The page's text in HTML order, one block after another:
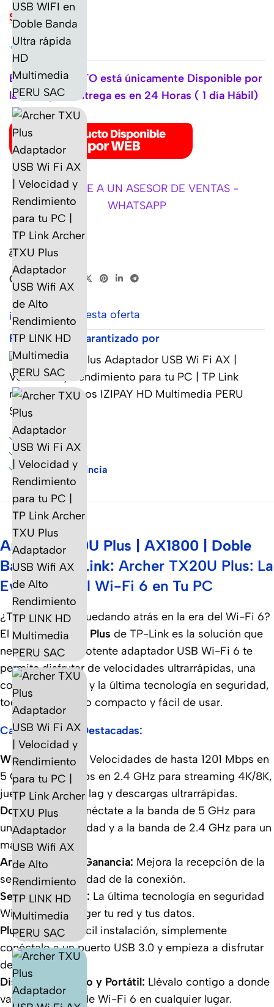
Sin existencias
Este PRODUCTO está únicamente Disponible por
la WEB y su entrega es en 24 Horas ( 1 día Hábil)
CONSULTE A UN ASESOR DE VENTAS -
WHATSAPP
Comparar
Compartir:
¡Date prisa! en esta oferta
Pago Seguro Garantizado por
Sobre Envíos
Garantía
Envíos a Provincia
Archer TX20U Plus | AX1800 | Doble
Banda | TP-Link: Archer TX20U Plus: La
Evolución del Wi-Fi 6 en Tu PC
¿Tu PC se está quedando atrás en la era del Wi-Fi 6?
El Archer TX20U Plus de TP-Link es la solución que
necesitas. Este potente adaptador USB Wi-Fi 6 te
permite disfrutar de velocidades ultrarrápidas, una
conexión estable y la última tecnología en seguridad,
todo en un diseño compacto y fácil de usar.
Características Destacadas:
Wi-Fi 6 AX1800:
Velocidades de hasta 1201 Mbps en
5 GHz y 574 Mbps en 2.4 GHz para streaming 4K/8K,
juegos online sin lag y descargas ultrarrápidas.
Doble Banda:
Conéctate a la banda de 5 GHz para
una mayor velocidad y a la banda de 2.4 GHz para un
mayor alcance.
Antenas de Alta Ganancia: Mejora la recepción de la
señal y la estabilidad de la conexión.
Seguridad WPA3: La última tecnología en seguridad
Wi-Fi para proteger tu red y tus datos.
Plug and Play:
Fácil instalación, simplemente
conéctalo a un puerto USB 3.0 y empieza a disfrutar
de Wi-Fi 6.
Diseño Compacto y Portátil: Llévalo contigo a donde
vayas y disfruta de Wi-Fi 6 en cualquier lugar.